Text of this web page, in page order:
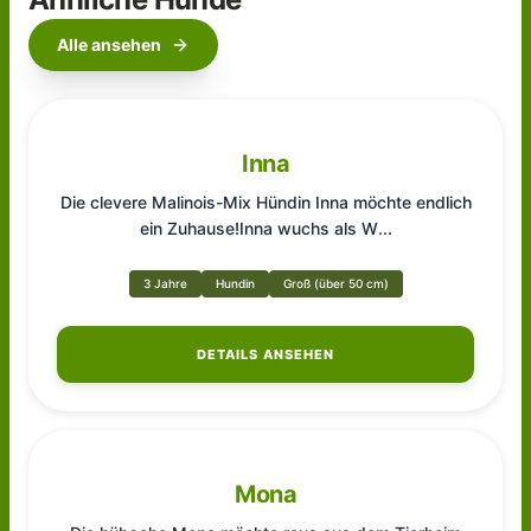
Alle ansehen
Inna
Die clevere Malinois-Mix Hündin Inna möchte endlich
ein Zuhause!Inna wuchs als W...
3 Jahre Hundin Groß (über 50 cm)
DETAILS ANSEHEN
Mona